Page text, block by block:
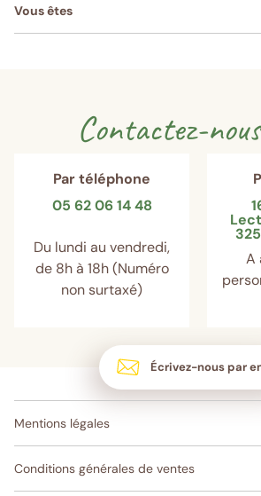
Vous êtes
Contactez-nous
Par téléphone
05 62 06 14 48
Du lundi au vendredi,
de 8h à 18h (Numéro
non surtaxé)
A
Écrivez-nous par
Mentions légales
Conditions générales de ventes